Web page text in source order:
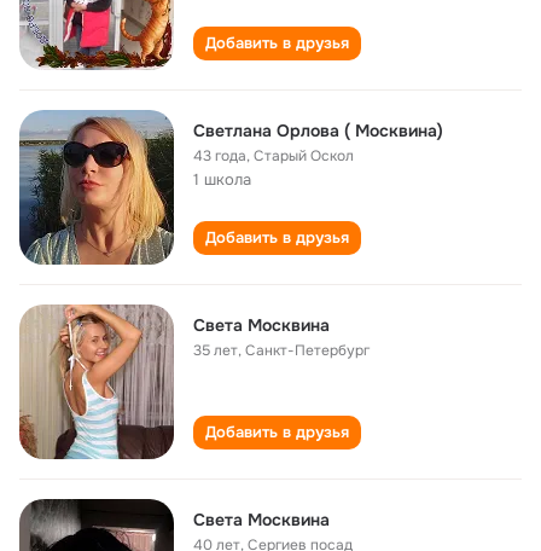
Добавить в друзья
Светлана Орлова ( Москвина)
43 года,Старый Оскол
1 школа
Добавить в друзья
Света Москвина
35 лет,Санкт-Петербург
Добавить в друзья
Света Москвина
40 лет,Сергиев посад